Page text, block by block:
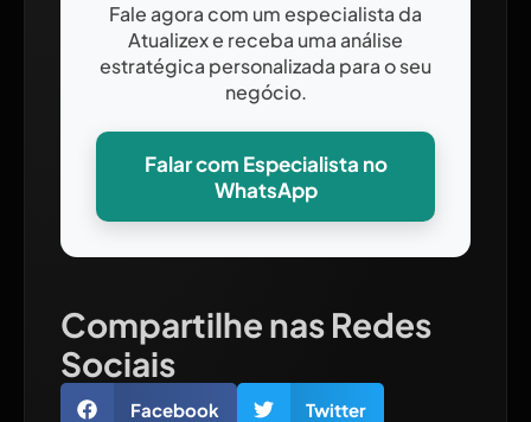
Fale agora com um especialista da
Atualizex e receba uma análise
estratégica personalizada para o seu
negócio.
Falar com Especialista no
WhatsApp
Compartilhe nas Redes
Sociais
Facebook Twitter